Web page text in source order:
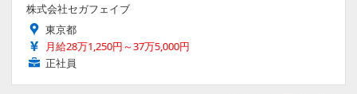
株式会社セガフェイブ
東京都
月給28万1,250円～37万5,000円
正社員